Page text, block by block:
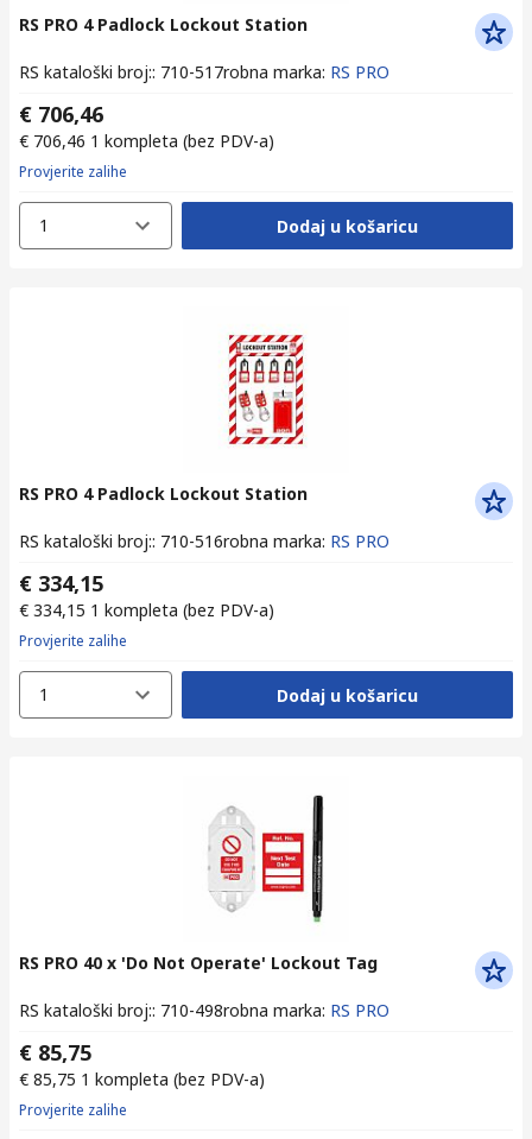
RS PRO 4 Padlock Lockout Station
RS kataloški broj:: 710-517robna marka: RS PRO
€ 706,46
€ 706,46 1 kompleta (bez PDV-a)
Provjerite zalihe
1 Dodaj u košaricu
RS PRO 4 Padlock Lockout Station
RS kataloški broj:: 710-516robna marka: RS PRO
€ 334,15
€ 334,15 1 kompleta (bez PDV-a)
Provjerite zalihe
1 Dodaj u košaricu
RS PRO 40 x 'Do Not Operate' Lockout Tag
RS kataloški broj:: 710-498robna marka: RS PRO
€ 85,75
€ 85,75 1 kompleta (bez PDV-a)
Provjerite zalihe